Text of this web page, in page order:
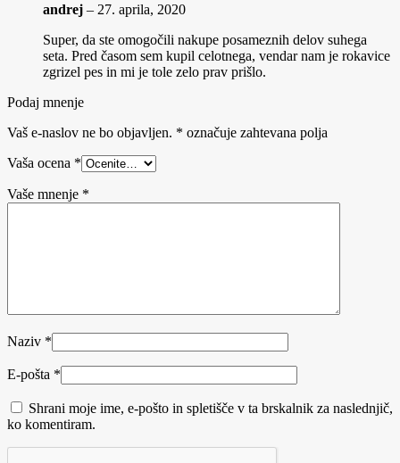
andrej – 27. aprila, 2020
Super, da ste omogočili nakupe posameznih delov suhega
seta. Pred časom sem kupil celotnega, vendar nam je rokavice
zgrizel pes in mi je tole zelo prav prišlo.
Podaj mnenje
Vaš e-naslov ne bo objavljen. * označuje zahtevana polja
Vaša ocena *
Vaše mnenje *
Naziv *
E-pošta *
Shrani moje ime, e-pošto in spletišče v ta brskalnik za naslednjič,
ko komentiram.